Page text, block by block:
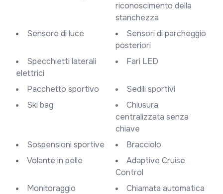
riconoscimento della
stanchezza
Sensore di luce
Sensori di parcheggio
posteriori
Specchietti laterali
elettrici
Fari LED
Pacchetto sportivo
Sedili sportivi
Ski bag
Chiusura
centralizzata senza
chiave
Sospensioni sportive
Bracciolo
Volante in pelle
Adaptive Cruise
Control
Monitoraggio
Chiamata automatica